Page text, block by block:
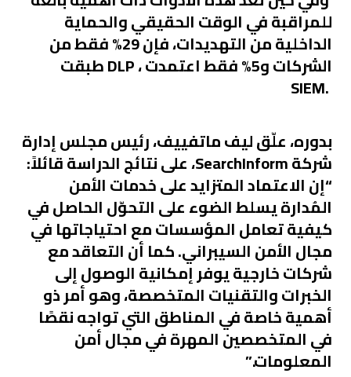
للمراقبة في الوقت الحقيقي والحماية
الداخلية من التهديدات، فإن 29% فقط من
الشركات و5% فقط اعتمدت ، DLP طبقت
.SIEM
بدوره، علّق ليف ماتفييف، رئيس مجلس إدارة
شركة SearchInform، على نتائج الدراسة قائلاً:
“إن الاعتماد المتزايد على خدمات الأمن
المُدارة يسلط الضوء على التحوّل الحاصل في
كيفية تعامل المؤسسات مع احتياجاتها في
مجال الأمن السيبراني. كما أن التعاقد مع
شركات خارجية يوفر إمكانية الوصول إلى
الخبرات والتقنيات المتخصصة، وهو أمر ذو
أهمية خاصة في المناطق التي تواجه نقصًا
في المتخصصين المهرة في مجال أمن
المعلومات.”